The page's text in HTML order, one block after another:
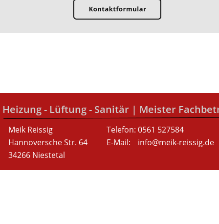
Meik Reissig
Hannoversche Str. 64
34266 Niestetal
Telefon: 0561 527584
E-Mail:
info@meik-reissig.de
Heizung - Lüftung - Sanitär | Meister